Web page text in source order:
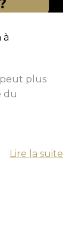
à
peut plus
du
Lire la suite